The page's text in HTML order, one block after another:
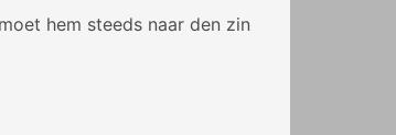
hem steeds naar den zin